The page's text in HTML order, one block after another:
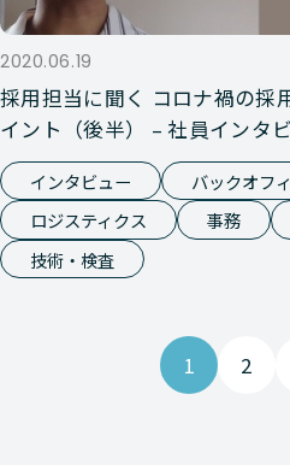
2020.06.19
採用担当に聞く コロナ禍の採
イント（後半） – 社員インタ
インタビュー
バックオフ
ロジスティクス
事務
技術・検査
1 2